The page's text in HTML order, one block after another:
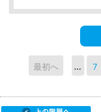
最初へ ... 7